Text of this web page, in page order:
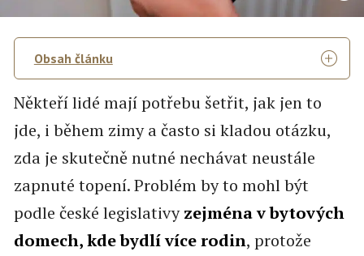
Obsah článku
Někteří lidé mají potřebu šetřit, jak jen to
jde, i během zimy a často si kladou otázku,
zda je skutečně nutné nechávat neustále
zapnuté topení. Problém by to mohl být
podle české legislativyzejména v bytových
domech, kde bydlí více rodin, protože